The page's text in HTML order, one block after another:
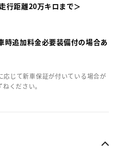
行距離20万キロまで＞
時追加料金必要装備付の場合あ
じて新車保証が付いている場合が
ください。